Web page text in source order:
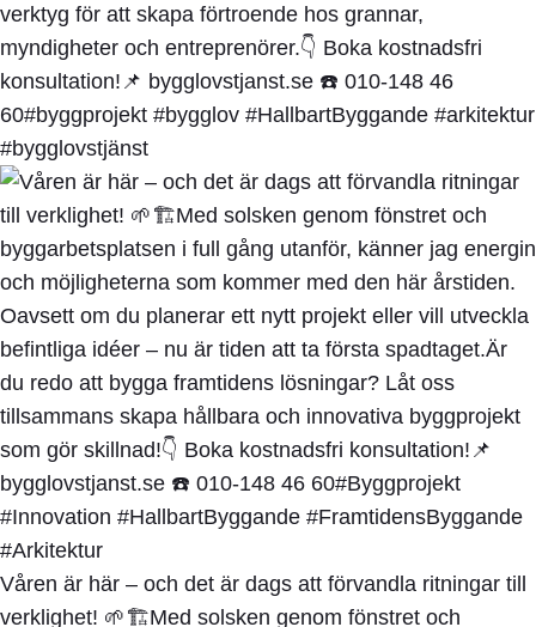
verktyg för att skapa förtroende hos grannar,
myndigheter och entreprenörer.👇 Boka kostnadsfri
konsultation!📌 bygglovstjanst.se ☎️ 010-148 46
60#byggprojekt #bygglov #HallbartByggande #arkitektur
#bygglovstjänst
Våren är här – och det är dags att förvandla ritningar till
verklighet! 🌱🏗️Med solsken genom fönstret och